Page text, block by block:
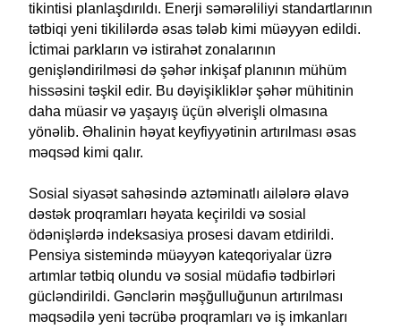
tikintisi planlaşdırıldı. Enerji səmərəliliyi standartlarının
tətbiqi yeni tikililərdə əsas tələb kimi müəyyən edildi.
İctimai parkların və istirahət zonalarının
genişləndirilməsi də şəhər inkişaf planının mühüm
hissəsini təşkil edir. Bu dəyişikliklər şəhər mühitinin
daha müasir və yaşayış üçün əlverişli olmasına
yönəlib. Əhalinin həyat keyfiyyətinin artırılması əsas
məqsəd kimi qalır.
Sosial siyasət sahəsində aztəminatlı ailələrə əlavə
dəstək proqramları həyata keçirildi və sosial
ödənişlərdə indeksasiya prosesi davam etdirildi.
Pensiya sistemində müəyyən kateqoriyalar üzrə
artımlar tətbiq olundu və sosial müdafiə tədbirləri
gücləndirildi. Gənclərin məşğulluğunun artırılması
məqsədilə yeni təcrübə proqramları və iş imkanları